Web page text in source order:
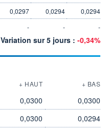
0,0297 0,0294
0,0294
- - -
Variation sur 5 jours : -0,34%
+ HAUT + BAS
0,0300
0,0300
0,0300
0,0294